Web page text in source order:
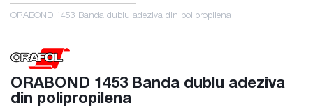
ORABOND 1453 Banda dublu adeziva din polipropilena
ORABOND 1453 Banda dublu adeziva
din polipropilena